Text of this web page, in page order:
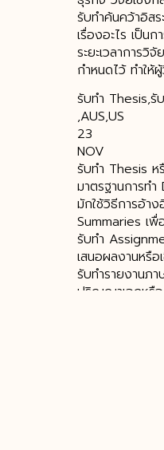
รับทำค้นคว้าอิส
เรื่องอะไร เป็น
ระยะเวลาการวิ
กำหนดไว้ ทำให้
รับทำ Thesis,
,AUS,US
23
NOV
รับทำ Thesis ห
มาตรฐานการท
มักใช้วิธีการอ้าง
Summaries เ
รับทำ
เสนอผลงานหรือ
รับทำรายงานภ
ปริญญาเอกหรือ